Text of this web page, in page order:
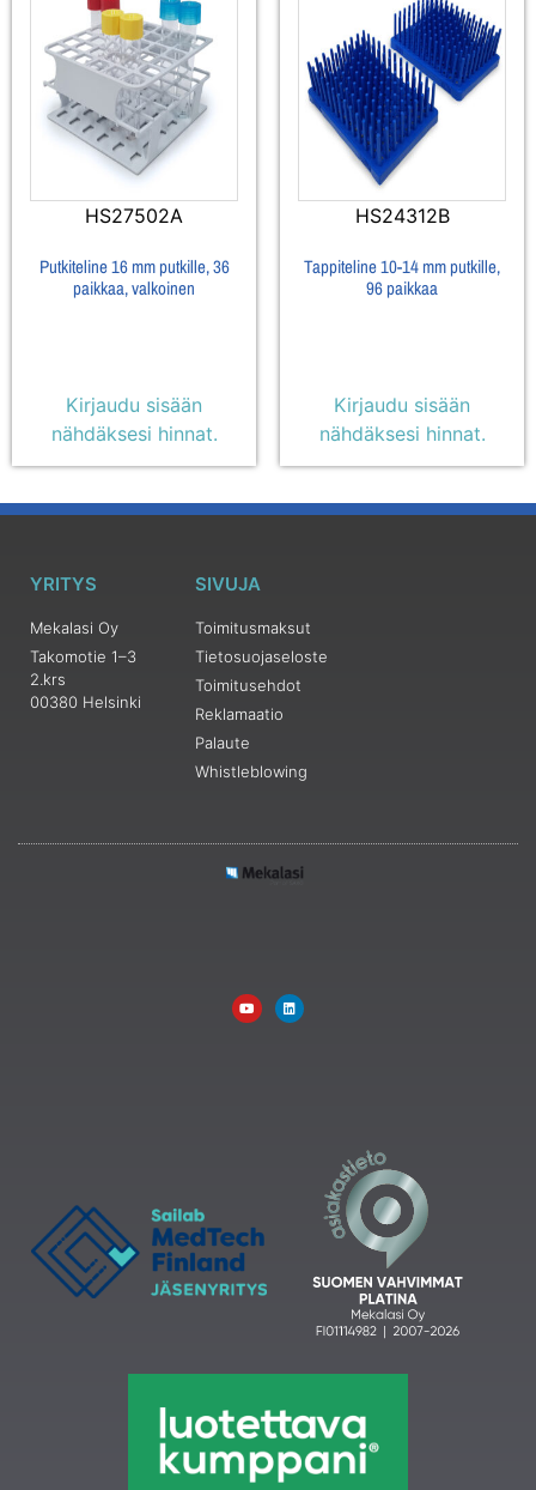
HS27502A
Putkiteline 16 mm putkille, 36
paikkaa, valkoinen
Kirjaudu sisään
nähdäksesi hinnat.
HS24312B
Tappiteline 10-14 mm putkille,
96 paikkaa
Kirjaudu sisään
nähdäksesi hinnat.
YRITYS
Mekalasi Oy
Takomotie 1–3
2.krs
00380 Helsinki
SIVUJA
Toimitusmaksut
Tietosuojaseloste
Toimitusehdot
Reklamaatio
Palaute
Whistleblowing